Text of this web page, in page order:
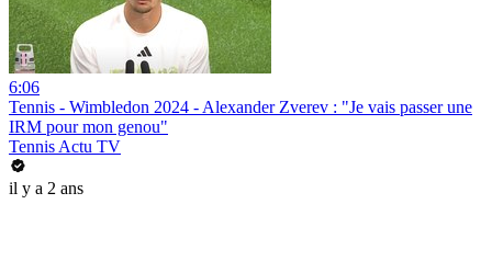
6:06
Tennis - Wimbledon 2024 - Alexander Zverev : "Je vais passer une
IRM pour mon genou"
Tennis Actu TV
il y a 2 ans